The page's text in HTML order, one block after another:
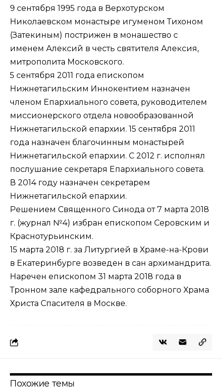
9 сентября 1995 года в Верхотурском
Николаевском монастыре игуменом Тихоном
(Затекиным) пострижен в монашество с
именем Алексий в честь святителя Алексия,
митрополита Московского.
5 сентября 2011 года епископом
Нижнетагильским Иннокентием назначен
членом Епархиального совета, руководителем
миссионерского отдела новообразованной
Нижнетагильской епархии. 15 сентября 2011
года назначен благочинным монастырей
Нижнетагильской епархии. С 2012 г. исполнял
послушание секретаря Епархиального совета.
В 2014 году назначен секретарем
Нижнетагильской епархии.
Решением Священного Синода от 7 марта 2018
г. (журнал №4) избран епископом Серовским и
Краснотурьинским.
15 марта 2018 г. за Литургией в Храме-на-Крови
в Екатеринбурге возведен в сан архимандрита.
Наречен епископом 31 марта 2018 года в
Тронном зале кафедрального соборного Храма
Христа Спасителя в Москве.
Похожие темы